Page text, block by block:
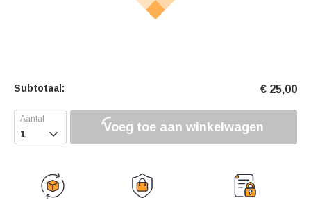
Subtotaal: € 25,00
 Voeg toe aan winkelwagen